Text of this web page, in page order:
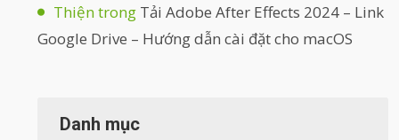
Thiệntrong Tải Adobe After Effects 2024 – Link
Google Drive – Hướng dẫn cài đặt cho macOS
Danh mục